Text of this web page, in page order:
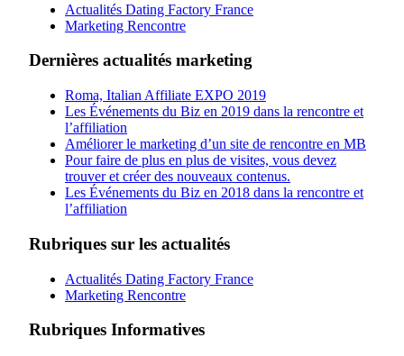
Actualités Dating Factory France
Marketing Rencontre
Dernières actualités marketing
Roma, Italian Affiliate EXPO 2019
Les Événements du Biz en 2019 dans la rencontre et
l’affiliation
Améliorer le marketing d’un site de rencontre en MB
Pour faire de plus en plus de visites, vous devez
trouver et créer des nouveaux contenus.
Les Événements du Biz en 2018 dans la rencontre et
l’affiliation
Rubriques sur les actualités
Actualités Dating Factory France
Marketing Rencontre
Rubriques Informatives